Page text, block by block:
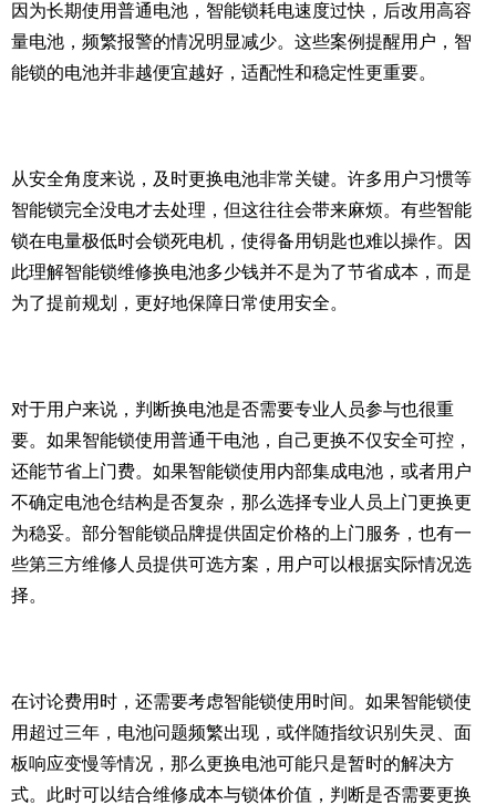
因为长期使用普通电池，智能锁耗电速度过快，后改用高容
量电池，频繁报警的情况明显减少。这些案例提醒用户，智
能锁的电池并非越便宜越好，适配性和稳定性更重要。
从安全角度来说，及时更换电池非常关键。许多用户习惯等
智能锁完全没电才去处理，但这往往会带来麻烦。有些智能
锁在电量极低时会锁死电机，使得备用钥匙也难以操作。因
此理解智能锁维修换电池多少钱并不是为了节省成本，而是
为了提前规划，更好地保障日常使用安全。
对于用户来说，判断换电池是否需要专业人员参与也很重
要。如果智能锁使用普通干电池，自己更换不仅安全可控，
还能节省上门费。如果智能锁使用内部集成电池，或者用户
不确定电池仓结构是否复杂，那么选择专业人员上门更换更
为稳妥。部分智能锁品牌提供固定价格的上门服务，也有一
些第三方维修人员提供可选方案，用户可以根据实际情况选
择。
在讨论费用时，还需要考虑智能锁使用时间。如果智能锁使
用超过三年，电池问题频繁出现，或伴随指纹识别失灵、面
板响应变慢等情况，那么更换电池可能只是暂时的解决方
式。此时可以结合维修成本与锁体价值，判断是否需要更换